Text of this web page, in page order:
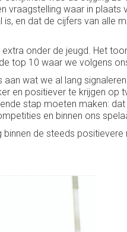
waar in plaats
en dat de cijfers van alle
onder de jeugd. Het
top 10 waar we volgens
wat we al lang
en positiever te krijgen op
stap moeten maken:
en binnen ons
de steeds